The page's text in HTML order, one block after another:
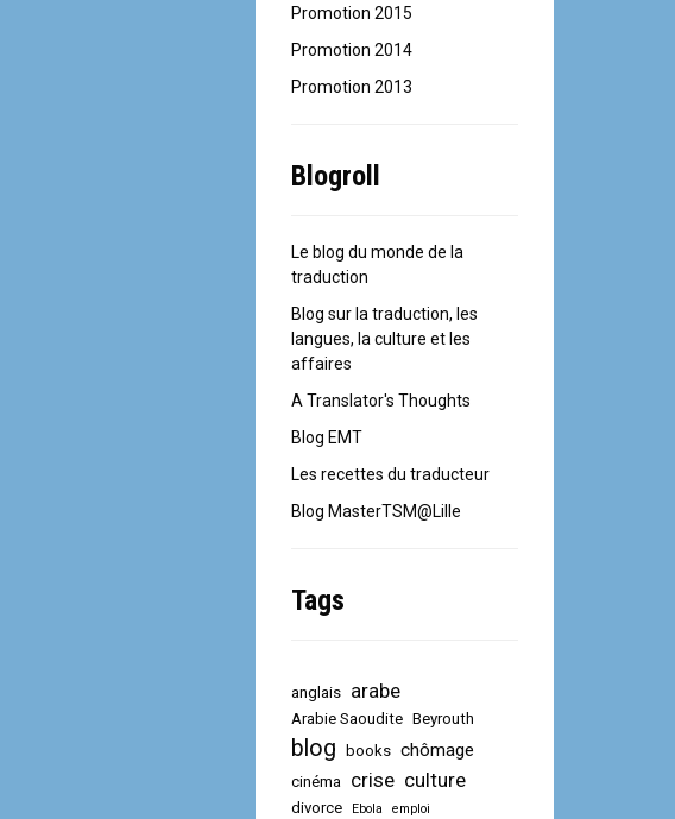
Promotion 2015
Promotion 2014
Promotion 2013
Blogroll
Le blog du monde de la
traduction
Blog sur la traduction, les
langues, la culture et les
affaires
A Translator's Thoughts
Blog EMT
Les recettes du traducteur
Blog MasterTSM@Lille
Tags
anglais arabe
Arabie Saoudite Beyrouth
blog books chômage
cinéma crise culture
divorce Ebola emploi